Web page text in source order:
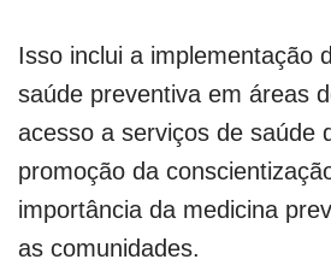
Isso inclui a implementação
saúde preventiva em áreas
acesso a serviços de saúde
promoção da
importância da medicina
as comunidades.